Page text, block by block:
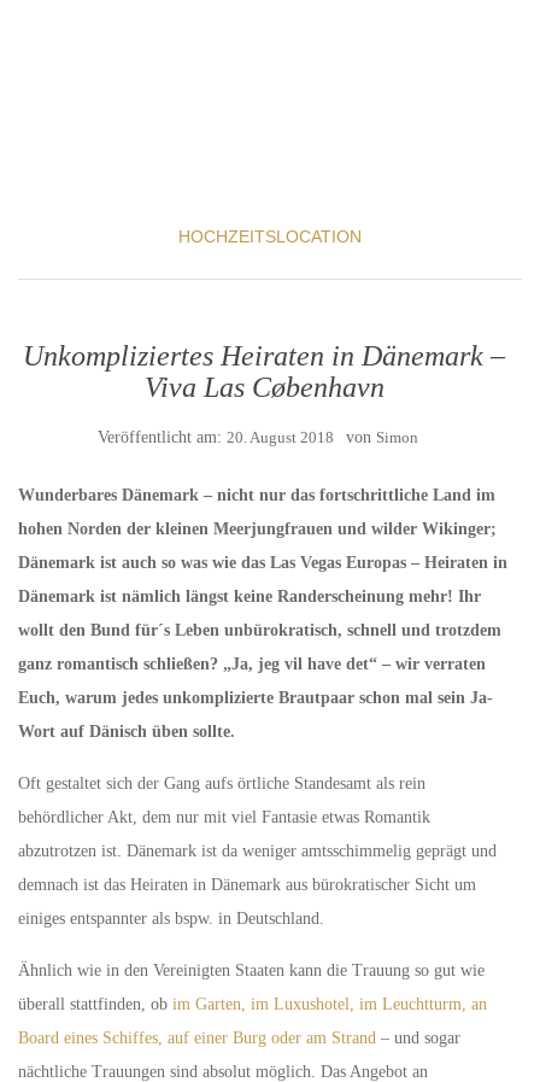
HOCHZEITSLOCATION
Unkompliziertes Heiraten in Dänemark –
Viva Las Cøbenhavn
Veröffentlicht am: 20. August 2018 von Simon
Wunderbares Dänemark – nicht nur das fortschrittliche Land im
hohen Norden der kleinen Meerjungfrauen und wilder Wikinger;
Dänemark ist auch so was wie das Las Vegas Europas – Heiraten in
Dänemark ist nämlich längst keine Randerscheinung mehr! Ihr
wollt den Bund für´s Leben unbürokratisch, schnell und trotzdem
ganz romantisch schließen? „Ja, jeg vil have det“ – wir verraten
Euch, warum jedes unkomplizierte Brautpaar schon mal sein Ja-
Wort auf Dänisch üben sollte.
Oft gestaltet sich der Gang aufs örtliche Standesamt als rein
behördlicher Akt, dem nur mit viel Fantasie etwas Romantik
abzutrotzen ist. Dänemark ist da weniger amtsschimmelig geprägt und
demnach ist das Heiraten in Dänemark aus bürokratischer Sicht um
einiges entspannter als bspw. in Deutschland.
Ähnlich wie in den Vereinigten Staaten kann die Trauung so gut wie
überall stattfinden, ob im Garten, im Luxushotel, im Leuchtturm, an
Board eines Schiffes, auf einer Burg oder am Strand – und sogar
nächtliche Trauungen sind absolut möglich. Das Angebot an